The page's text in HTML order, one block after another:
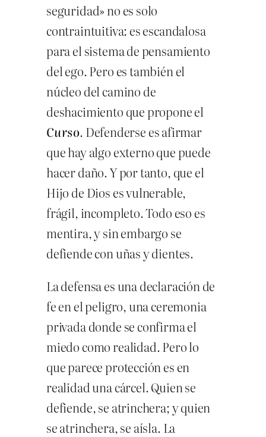
seguridad» no es solo
contraintuitiva: es escandalosa
para el sistema de pensamiento
del ego. Pero es también el
núcleo del camino de
deshacimiento que propone el
Curso. Defenderse es afirmar
que hay algo externo que puede
hacer daño. Y por tanto, que el
Hijo de Dios es vulnerable,
frágil, incompleto. Todo eso es
mentira, y sin embargo se
defiende con uñas y dientes.
La defensa es una declaración de
fe en el peligro, una ceremonia
privada donde se confirma el
miedo como realidad. Pero lo
que parece protección es en
realidad una cárcel. Quien se
defiende, se atrinchera; y quien
se atrinchera, se aísla. La